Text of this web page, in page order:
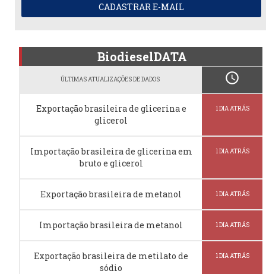
CADASTRAR E-MAIL
BiodieselDATA
ÚLTIMAS ATUALIZAÇÕES DE DADOS schedule
Exportação brasileira de glicerina e
glicerol
1 DIA ATRÁS
Importação brasileira de glicerina em
bruto e glicerol
1 DIA ATRÁS
Exportação brasileira de metanol 1 DIA ATRÁS
Importação brasileira de metanol 1 DIA ATRÁS
Exportação brasileira de metilato de
sódio
1 DIA ATRÁS